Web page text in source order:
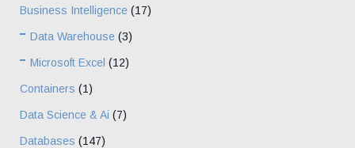
Business Intelligence (17)
Data Warehouse (3)
Microsoft Excel (12)
Containers (1)
Data Science & Ai (7)
Databases (147)